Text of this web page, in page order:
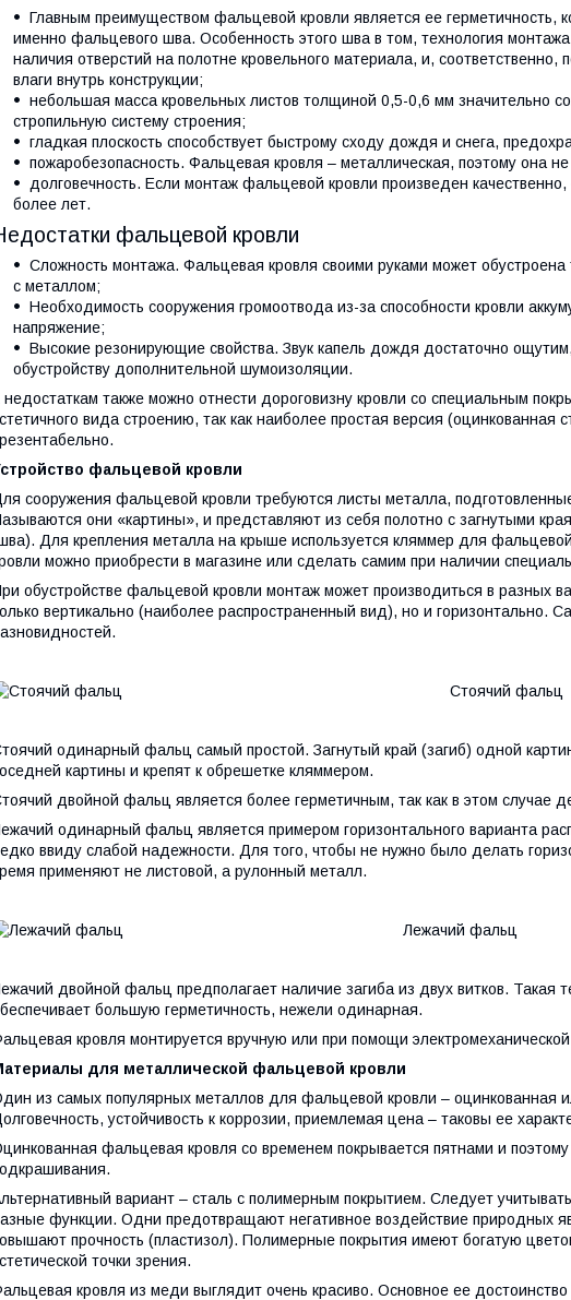
Главным преимуществом фальцевой кровли является ее герметичность,
именно фальцевого шва. Особенность этого шва в том, технология
наличия отверстий на полотне кровельного материала, и,
влаги внутрь конструкции;
небольшая масса кровельных листов толщиной 0,5-0,6 мм значительно
стропильную систему строения;
гладкая плоскость способствует быстрому сходу дождя и снега,
пожаробезопасность. Фальцевая кровля – металлическая, поэтому она
долговечность. Если монтаж фальцевой кровли произведен
более лет.
фальцевой кровли
Сложность монтажа. Фальцевая кровля своими руками может
с металлом;
Необходимость сооружения громоотвода из-за способности кровли
напряжение;
Высокие резонирующие свойства. Звук капель дождя достаточно
обустройству дополнительной шумоизоляции.
недостаткам также можно отнести дороговизну кровли со специальным
вида строению, так как наиболее простая версия (оцинкованная
фальцевой кровли
сооружения фальцевой кровли требуются листы металла,
они «картины», и представляют из себя полотно с загнутыми
Для крепления металла на крыше используется кляммер для
можно приобрести в магазине или сделать самим при наличии
обустройстве фальцевой кровли монтаж может производиться в разных
вертикально (наиболее распространенный вид), но и горизонтально.
Стоячий фальц
одинарный фальц самый простой. Загнутый край (загиб) одной
картины и крепят к обрешетке кляммером.
двойной фальц является более герметичным, так как в этом случае
одинарный фальц является примером горизонтального варианта
ввиду слабой надежности. Для того, чтобы не нужно было делать
применяют не листовой, а рулонный металл.
Лежачий фальц
двойной фальц предполагает наличие загиба из двух витков. Такая
большую герметичность, нежели одинарная.
кровля монтируется вручную или при помощи
для металлической фальцевой кровли
из самых популярных металлов для фальцевой кровли – оцинкованная
устойчивость к коррозии, приемлемая цена – таковы ее
фальцевая кровля со временем покрывается пятнами и поэтому
вариант – сталь с полимерным покрытием. Следует
функции. Одни предотвращают негативное воздействие природных
прочность (пластизол). Полимерные покрытия имеют богатую
точки зрения.
кровля из меди выглядит очень красиво. Основное ее